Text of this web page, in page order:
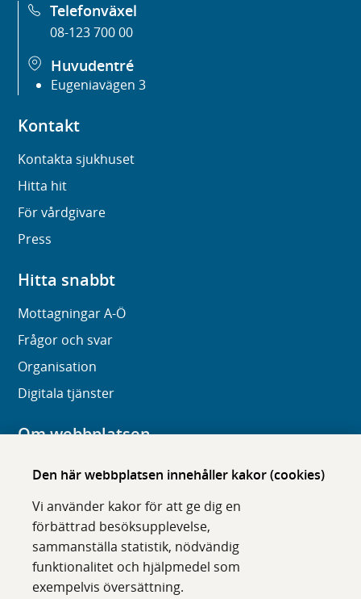
Den här webbplatsen innehåller kakor (cookies)
Vi använder kakor för att ge dig en
förbättrad besöksupplevelse,
sammanställa statistik, nödvändig
funktionalitet och hjälpmedel som
exempelvis översättning.
Telefonväxel
08-123 700 00
Huvudentré
Eugeniavägen 3
Kontakt
Kontakta sjukhuset
Hitta hit
För vårdgivare
Press
Hitta snabbt
Mottagningar A-Ö
Frågor och svar
Organisation
Digitala tjänster
Om webbplatsen
Om karolinska.se
Tillgänglighet
Om cookies